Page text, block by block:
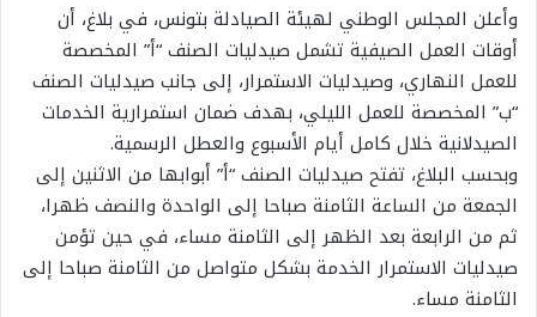
وأعلن المجلس الوطني لهيئة الصيادلة بتونس، في بلاغ، أن
أوقات العمل الصيفية تشمل صيدليات الصنف “أ” المخصصة
للعمل النهاري، وصيدليات الاستمرار، إلى جانب صيدليات الصنف
“ب” المخصصة للعمل الليلي، بهدف ضمان استمرارية الخدمات
الصيدلانية خلال كامل أيام الأسبوع والعطل الرسمية.
وبحسب البلاغ، تفتح صيدليات الصنف “أ” أبوابها من الاثنين إلى
الجمعة من الساعة الثامنة صباحا إلى الواحدة والنصف ظهرا،
ثم من الرابعة بعد الظهر إلى الثامنة مساء، في حين تؤمن
صيدليات الاستمرار الخدمة بشكل متواصل من الثامنة صباحا إلى
الثامنة مساء.